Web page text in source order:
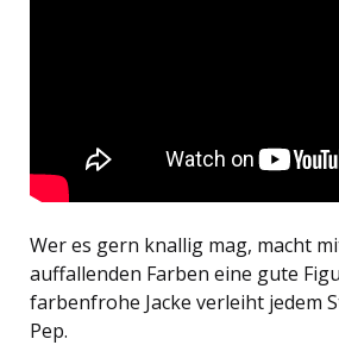
Wer es gern knallig mag, macht
auffallenden Farben eine gute
farbenfrohe Jacke verleiht jedem
Pep.